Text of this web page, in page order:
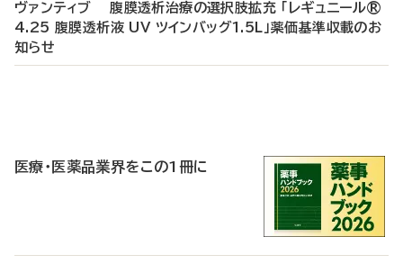
ヴァンティブ 腹膜透析治療の選択肢拡充 「レギュニール®
4.25 腹膜透析液 UV ツインバッグ1.5L」薬価基準収載のお
知らせ
医療・医薬品業界をこの1冊に